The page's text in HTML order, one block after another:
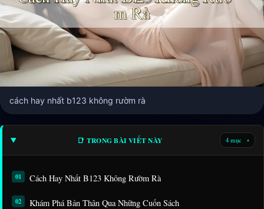
cách hay nhất b123 không rườm rà
📑 TRONG BÀI VIẾT NÀY 4 mục ▾
Cách Hay Nhất B123 Không Rườm Rà
Khám Phá Bản Thân Qua Những Cuốn Sách